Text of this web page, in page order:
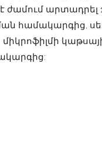
ժամում արտադրել
համակարգից,